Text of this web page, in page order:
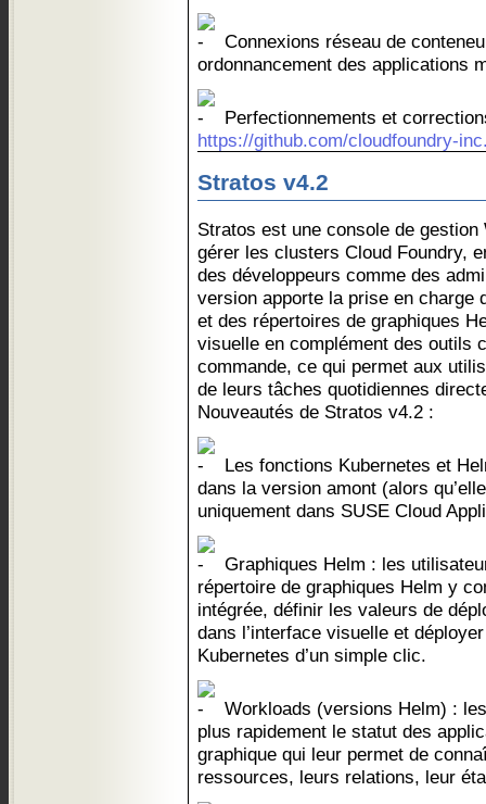
Connexions réseau de
ordonnancement des applications
Perfectionnements et
https://github.com/cloudfoundry-
Stratos v4.2
Stratos est une console de
gérer les clusters Cloud Foundry,
des développeurs comme des
version apporte la prise en charge
et des répertoires de graphiques
visuelle en complément des outils
commande, ce qui permet aux
de leurs tâches quotidiennes
Nouveautés de Stratos v4.2 :
Les fonctions Kubernetes et
dans la version amont (alors
uniquement dans SUSE Cloud
Graphiques Helm : les
répertoire de graphiques Helm y
intégrée, définir les valeurs de
dans l’interface visuelle et
Kubernetes d’un simple clic.
Workloads (versions Helm) :
plus rapidement le statut des
graphique qui leur permet de
ressources, leurs relations, leur